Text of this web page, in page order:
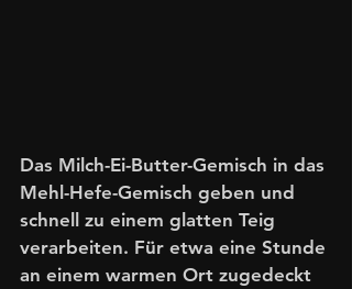
Das Milch-Ei-Butter-Gemisch in das
Mehl-Hefe-Gemisch geben und
schnell zu einem glatten Teig
verarbeiten. Für etwa eine Stunde
an einem warmen Ort zugedeckt